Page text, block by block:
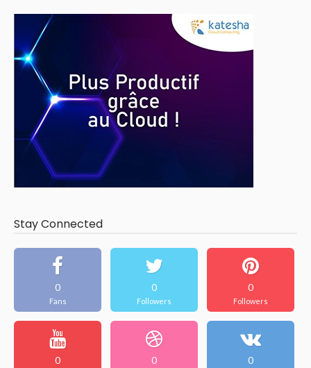
Stay Connected
0
Fans
0
Followers
0
Followers
0 0 0